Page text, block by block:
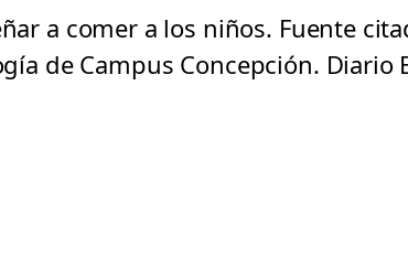
a comer a los niños. Fuente
de Campus Concepción. Diario